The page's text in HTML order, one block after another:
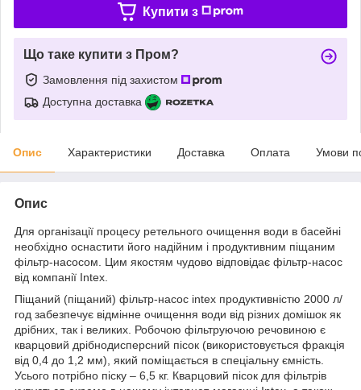
Купити з
Що таке купити з Пром?
Замовлення під захистом
Доступна доставка
Опис Характеристики Доставка Оплата Умови
Опис
Для організації процесу ретельного очищення води в басейні
необхідно оснастити його надійним і продуктивним піщаним
фільтр-насосом. Цим якостям чудово відповідає фільтр-насос
від компанії Intex.
Піщаний (піщаний) фільтр-насос intex продуктивністю 2000 л/
год забезпечує відмінне очищення води від різних домішок як
дрібних, так і великих. Робочою фільтруючою речовиною є
кварцовий дрібнодисперсний пісок (використовується фракція
від 0,4 до 1,2 мм), який поміщається в спеціальну ємність.
Усього потрібно піску – 6,5 кг. Кварцовий пісок для фільтрів